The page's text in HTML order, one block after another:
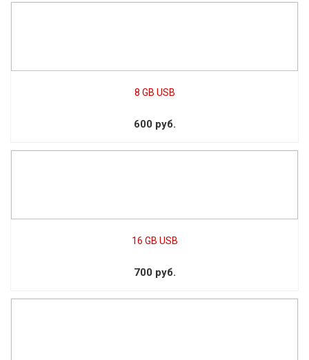
8 GB USB
600 руб.
16 GB USB
700 руб.